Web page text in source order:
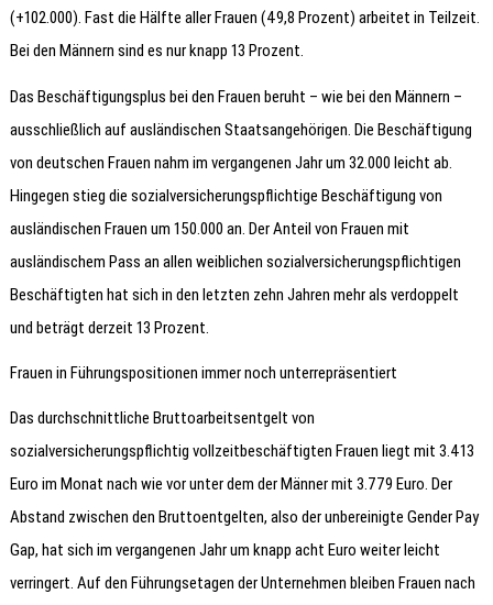
(+102.000). Fast die Hälfte aller Frauen (49,8 Prozent) arbeitet in Teilzeit.
Bei den Männern sind es nur knapp 13 Prozent.
Das Beschäftigungsplus bei den Frauen beruht – wie bei den Männern –
ausschließlich auf ausländischen Staatsangehörigen. Die Beschäftigung
von deutschen Frauen nahm im vergangenen Jahr um 32.000 leicht ab.
Hingegen stieg die sozialversicherungspflichtige Beschäftigung von
ausländischen Frauen um 150.000 an. Der Anteil von Frauen mit
ausländischem Pass an allen weiblichen sozialversicherungspflichtigen
Beschäftigten hat sich in den letzten zehn Jahren mehr als verdoppelt
und beträgt derzeit 13 Prozent.
Frauen in Führungspositionen immer noch unterrepräsentiert
Das durchschnittliche Bruttoarbeitsentgelt von
sozialversicherungspflichtig vollzeitbeschäftigten Frauen liegt mit 3.413
Euro im Monat nach wie vor unter dem der Männer mit 3.779 Euro. Der
Abstand zwischen den Bruttoentgelten, also der unbereinigte Gender Pay
Gap, hat sich im vergangenen Jahr um knapp acht Euro weiter leicht
verringert. Auf den Führungsetagen der Unternehmen bleiben Frauen nach